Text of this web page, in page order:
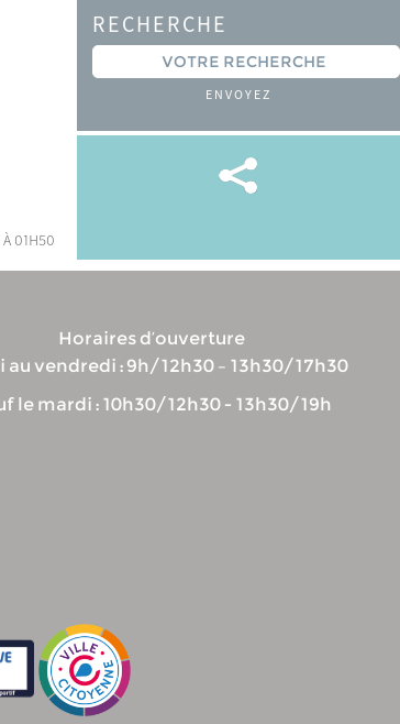
01h50
RECHERCHE
ENVOYEZ
Horaires d’ouverture
au vendredi : 9h/12h30 – 13h30/17h30
le mardi : 10h30/12h30 - 13h30/19h